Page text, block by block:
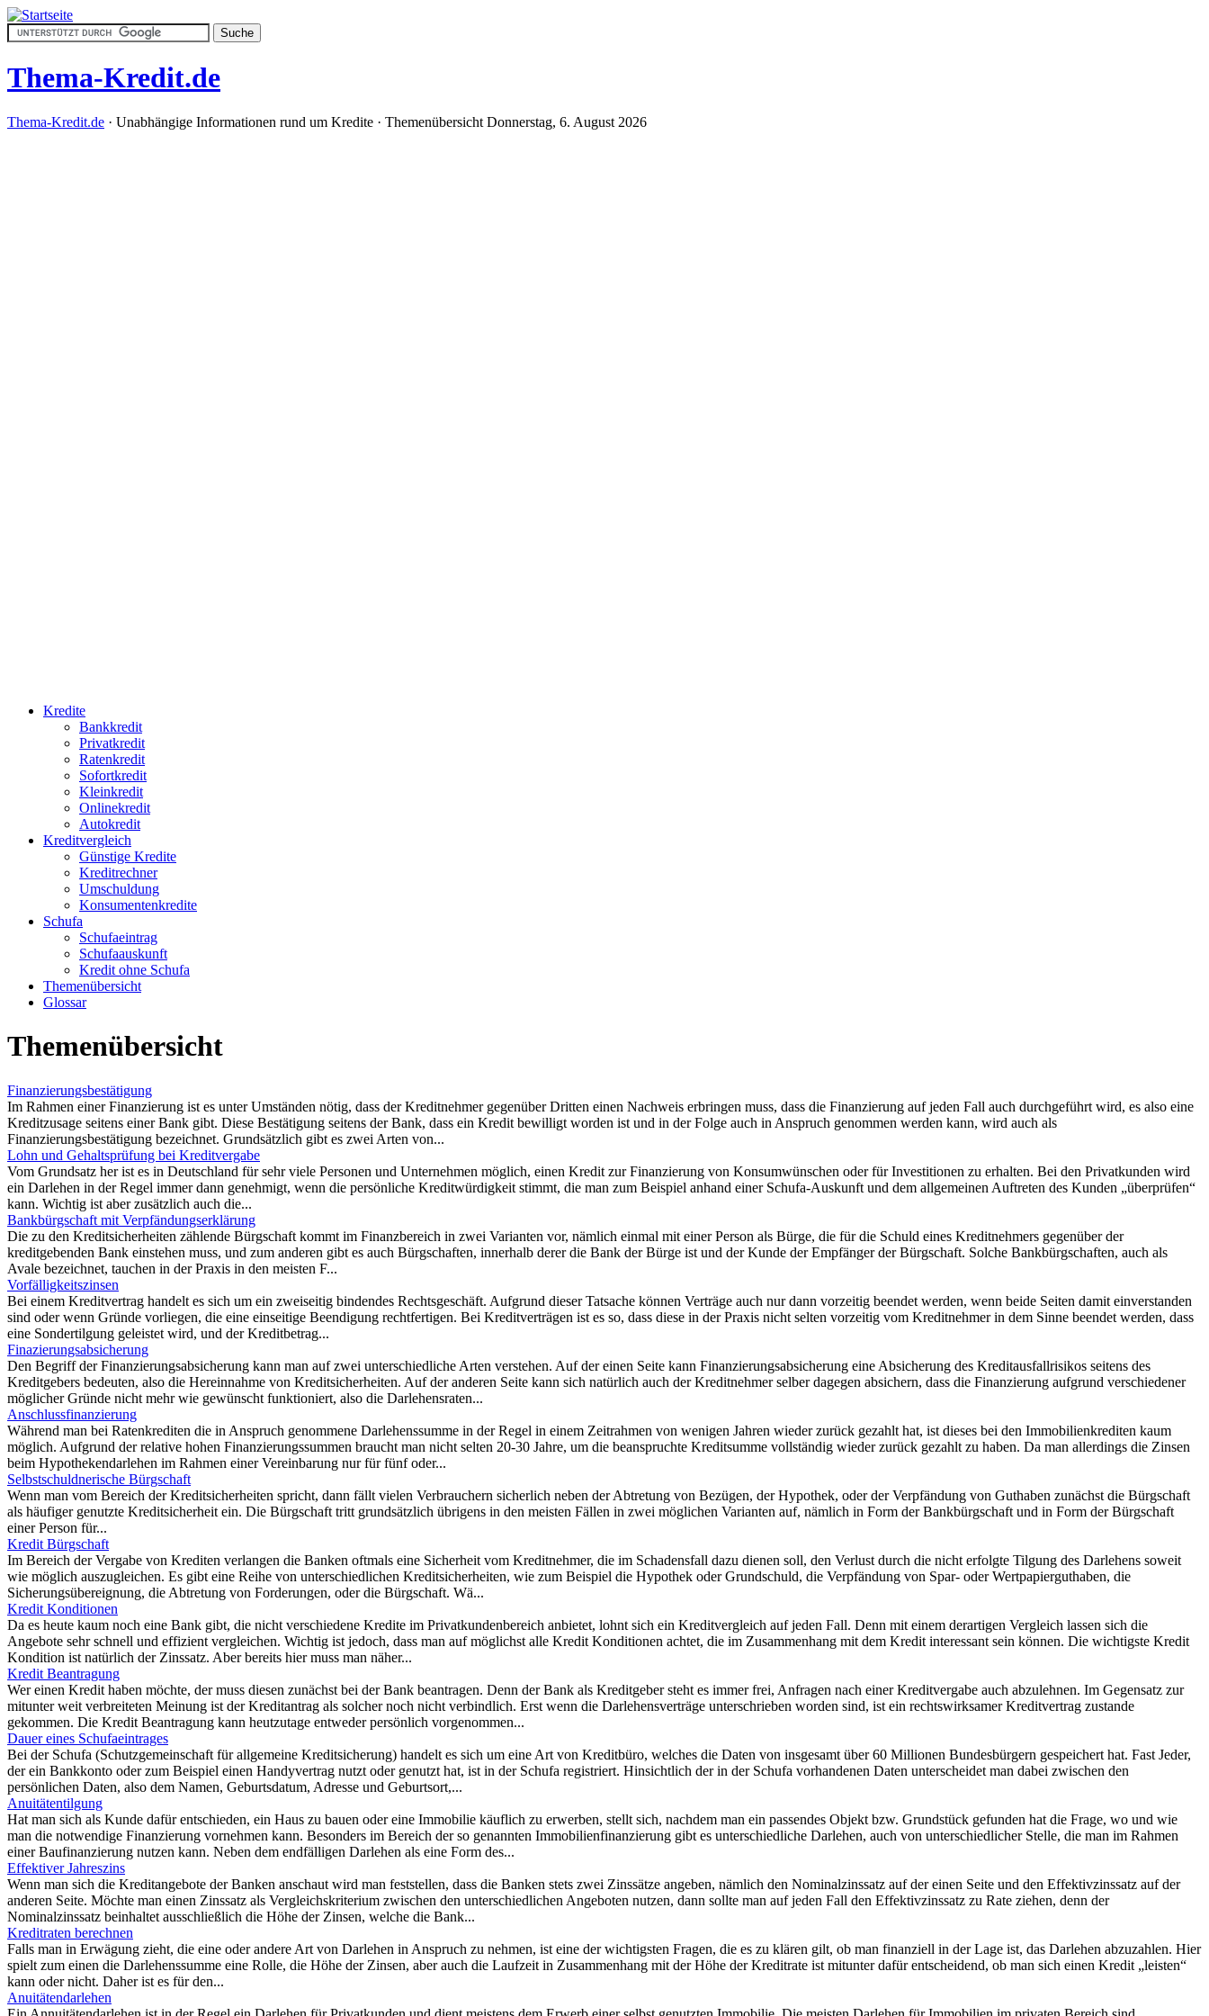
Thema-Kredit.de
Thema-Kredit.de · Unabhängige Informationen rund um Kredite · Themenübersicht Donnerstag, 6. August 2026
Kredite
Bankkredit
Privatkredit
Ratenkredit
Sofortkredit
Kleinkredit
Onlinekredit
Autokredit
Kreditvergleich
Günstige Kredite
Kreditrechner
Umschuldung
Konsumentenkredite
Schufa
Schufaeintrag
Schufaauskunft
Kredit ohne Schufa
Themenübersicht
Glossar
Themenübersicht
Finanzierungsbestätigung
Im Rahmen einer Finanzierung ist es unter Umständen nötig, dass der Kreditnehmer gegenüber Dritten einen Nachweis erbringen muss, dass die Finanzierung auf jeden Fall auch durchgeführt wird, es also eine
Kreditzusage seitens einer Bank gibt. Diese Bestätigung seitens der Bank, dass ein Kredit bewilligt worden ist und in der Folge auch in Anspruch genommen werden kann, wird auch als
Finanzierungsbestätigung bezeichnet. Grundsätzlich gibt es zwei Arten von...
Lohn und Gehaltsprüfung bei Kreditvergabe
Vom Grundsatz her ist es in Deutschland für sehr viele Personen und Unternehmen möglich, einen Kredit zur Finanzierung von Konsumwünschen oder für Investitionen zu erhalten. Bei den Privatkunden wird
ein Darlehen in der Regel immer dann genehmigt, wenn die persönliche Kreditwürdigkeit stimmt, die man zum Beispiel anhand einer Schufa-Auskunft und dem allgemeinen Auftreten des Kunden „überprüfen“
kann. Wichtig ist aber zusätzlich auch die...
Bankbürgschaft mit Verpfändungserklärung
Die zu den Kreditsicherheiten zählende Bürgschaft kommt im Finanzbereich in zwei Varianten vor, nämlich einmal mit einer Person als Bürge, die für die Schuld eines Kreditnehmers gegenüber der
kreditgebenden Bank einstehen muss, und zum anderen gibt es auch Bürgschaften, innerhalb derer die Bank der Bürge ist und der Kunde der Empfänger der Bürgschaft. Solche Bankbürgschaften, auch als
Avale bezeichnet, tauchen in der Praxis in den meisten F...
Vorfälligkeitszinsen
Bei einem Kreditvertrag handelt es sich um ein zweiseitig bindendes Rechtsgeschäft. Aufgrund dieser Tatsache können Verträge auch nur dann vorzeitig beendet werden, wenn beide Seiten damit einverstanden
sind oder wenn Gründe vorliegen, die eine einseitige Beendigung rechtfertigen. Bei Kreditverträgen ist es so, dass diese in der Praxis nicht selten vorzeitig vom Kreditnehmer in dem Sinne beendet werden, dass
eine Sondertilgung geleistet wird, und der Kreditbetrag...
Finazierungsabsicherung
Den Begriff der Finanzierungsabsicherung kann man auf zwei unterschiedliche Arten verstehen. Auf der einen Seite kann Finanzierungsabsicherung eine Absicherung des Kreditausfallrisikos seitens des
Kreditgebers bedeuten, also die Hereinnahme von Kreditsicherheiten. Auf der anderen Seite kann sich natürlich auch der Kreditnehmer selber dagegen absichern, dass die Finanzierung aufgrund verschiedener
möglicher Gründe nicht mehr wie gewünscht funktioniert, also die Darlehensraten...
Anschlussfinanzierung
Während man bei Ratenkrediten die in Anspruch genommene Darlehenssumme in der Regel in einem Zeitrahmen von wenigen Jahren wieder zurück gezahlt hat, ist dieses bei den Immobilienkrediten kaum
möglich. Aufgrund der relative hohen Finanzierungssummen braucht man nicht selten 20-30 Jahre, um die beanspruchte Kreditsumme vollständig wieder zurück gezahlt zu haben. Da man allerdings die Zinsen
beim Hypothekendarlehen im Rahmen einer Vereinbarung nur für fünf oder...
Selbstschuldnerische Bürgschaft
Wenn man vom Bereich der Kreditsicherheiten spricht, dann fällt vielen Verbrauchern sicherlich neben der Abtretung von Bezügen, der Hypothek, oder der Verpfändung von Guthaben zunächst die Bürgschaft
als häufiger genutzte Kreditsicherheit ein. Die Bürgschaft tritt grundsätzlich übrigens in den meisten Fällen in zwei möglichen Varianten auf, nämlich in Form der Bankbürgschaft und in Form der Bürgschaft
einer Person für...
Kredit Bürgschaft
Im Bereich der Vergabe von Krediten verlangen die Banken oftmals eine Sicherheit vom Kreditnehmer, die im Schadensfall dazu dienen soll, den Verlust durch die nicht erfolgte Tilgung des Darlehens soweit
wie möglich auszugleichen. Es gibt eine Reihe von unterschiedlichen Kreditsicherheiten, wie zum Beispiel die Hypothek oder Grundschuld, die Verpfändung von Spar- oder Wertpapierguthaben, die
Sicherungsübereignung, die Abtretung von Forderungen, oder die Bürgschaft. Wä...
Kredit Konditionen
Da es heute kaum noch eine Bank gibt, die nicht verschiedene Kredite im Privatkundenbereich anbietet, lohnt sich ein Kreditvergleich auf jeden Fall. Denn mit einem derartigen Vergleich lassen sich die
Angebote sehr schnell und effizient vergleichen. Wichtig ist jedoch, dass man auf möglichst alle Kredit Konditionen achtet, die im Zusammenhang mit dem Kredit interessant sein können. Die wichtigste Kredit
Kondition ist natürlich der Zinssatz. Aber bereits hier muss man näher...
Kredit Beantragung
Wer einen Kredit haben möchte, der muss diesen zunächst bei der Bank beantragen. Denn der Bank als Kreditgeber steht es immer frei, Anfragen nach einer Kreditvergabe auch abzulehnen. Im Gegensatz zur
mitunter weit verbreiteten Meinung ist der Kreditantrag als solcher noch nicht verbindlich. Erst wenn die Darlehensverträge unterschrieben worden sind, ist ein rechtswirksamer Kreditvertrag zustande
gekommen. Die Kredit Beantragung kann heutzutage entweder persönlich vorgenommen...
Dauer eines Schufaeintrages
Bei der Schufa (Schutzgemeinschaft für allgemeine Kreditsicherung) handelt es sich um eine Art von Kreditbüro, welches die Daten von insgesamt über 60 Millionen Bundesbürgern gespeichert hat. Fast Jeder,
der ein Bankkonto oder zum Beispiel einen Handyvertrag nutzt oder genutzt hat, ist in der Schufa registriert. Hinsichtlich der in der Schufa vorhandenen Daten unterscheidet man dabei zwischen den
persönlichen Daten, also dem Namen, Geburtsdatum, Adresse und Geburtsort,...
Anuitätentilgung
Hat man sich als Kunde dafür entschieden, ein Haus zu bauen oder eine Immobilie käuflich zu erwerben, stellt sich, nachdem man ein passendes Objekt bzw. Grundstück gefunden hat die Frage, wo und wie
man die notwendige Finanzierung vornehmen kann. Besonders im Bereich der so genannten Immobilienfinanzierung gibt es unterschiedliche Darlehen, auch von unterschiedlicher Stelle, die man im Rahmen
einer Baufinanzierung nutzen kann. Neben dem endfälligen Darlehen als eine Form des...
Effektiver Jahreszins
Wenn man sich die Kreditangebote der Banken anschaut wird man feststellen, dass die Banken stets zwei Zinssätze angeben, nämlich den Nominalzinssatz auf der einen Seite und den Effektivzinssatz auf der
anderen Seite. Möchte man einen Zinssatz als Vergleichskriterium zwischen den unterschiedlichen Angeboten nutzen, dann sollte man auf jeden Fall den Effektivzinssatz zu Rate ziehen, denn der
Nominalzinssatz beinhaltet ausschließlich die Höhe der Zinsen, welche die Bank...
Kreditraten berechnen
Falls man in Erwägung zieht, die eine oder andere Art von Darlehen in Anspruch zu nehmen, ist eine der wichtigsten Fragen, die es zu klären gilt, ob man finanziell in der Lage ist, das Darlehen abzuzahlen. Hier
spielt zum einen die Darlehenssumme eine Rolle, die Höhe der Zinsen, aber auch die Laufzeit in Zusammenhang mit der Höhe der Kreditrate ist mitunter dafür entscheidend, ob man sich einen Kredit „leisten“
kann oder nicht. Daher ist es für den...
Anuitätendarlehen